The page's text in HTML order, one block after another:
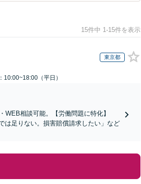
15件中 1-15件を表示
東京都
10:00~18:00（平日）
WEB相談可能。【労働問題に特化】
は足りない。損害賠償請求したい」など